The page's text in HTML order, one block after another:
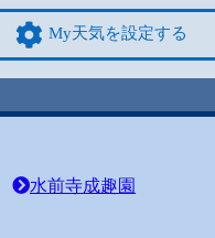
My天気を設定する
水前寺成趣園